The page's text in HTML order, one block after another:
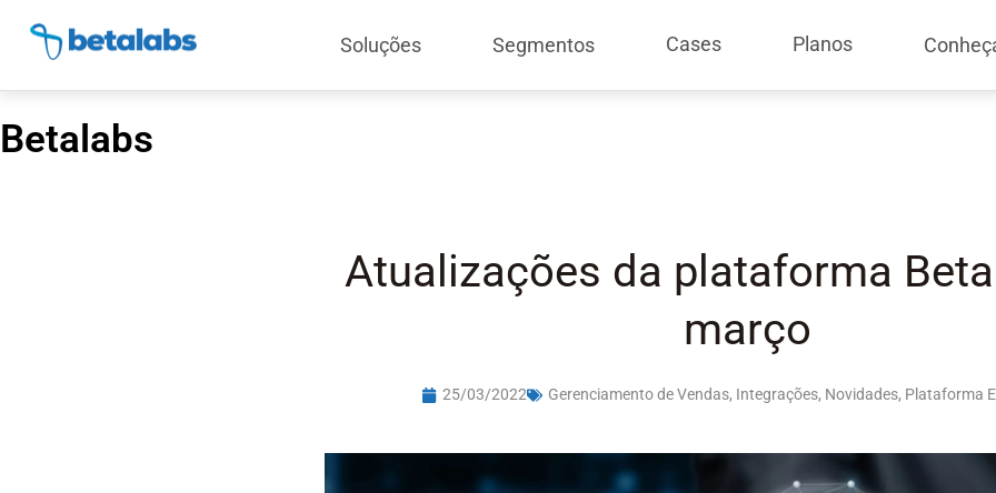
Soluções Segmentos Cases Planos
Betalabs
Atualizações da plataforma
março
25/03/2022 Gerenciamento de Vendas, Integrações, Novidades, Plataforma